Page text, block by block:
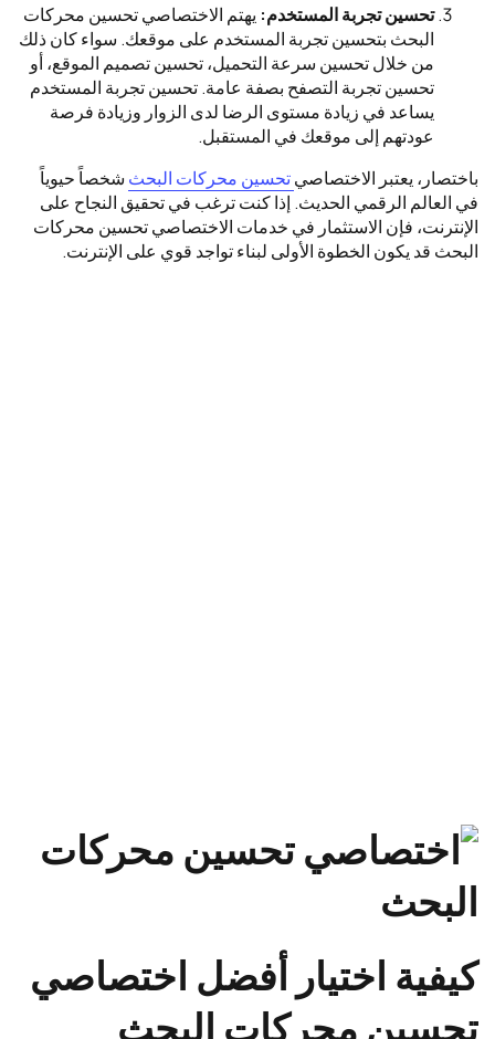
تحسين تجربة المستخدم: يهتم الاختصاصي تحسين محركات
البحث بتحسين تجربة المستخدم على موقعك. سواء كان ذلك
من خلال تحسين سرعة التحميل، تحسين تصميم الموقع، أو
تحسين تجربة التصفح بصفة عامة. تحسين تجربة المستخدم
يساعد في زيادة مستوى الرضا لدى الزوار وزيادة فرصة
عودتهم إلى موقعك في المستقبل.
باختصار، يعتبر الاختصاصيتحسين محركات البحث شخصاً حيوياً
في العالم الرقمي الحديث. إذا كنت ترغب في تحقيق النجاح على
الإنترنت، فإن الاستثمار في خدمات الاختصاصي تحسين محركات
البحث قد يكون الخطوة الأولى لبناء تواجد قوي على الإنترنت.
كيفية اختيار أفضل اختصاصي
تحسين محركات البحث